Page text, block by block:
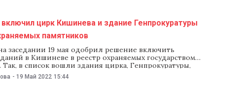
цирк Кишинева и здание Генпрокуратуры
памятников
заседании 19 мая одобрил решение включить
в Кишиневе в реестр охраняемых государством
Так, в список вошли здания цирка, Генпрокуратуры,
Также в список памятников включили «пещеру Бекира»
отметили в парламенте, включение этих объектов в
- 19 Май 2022 15:44